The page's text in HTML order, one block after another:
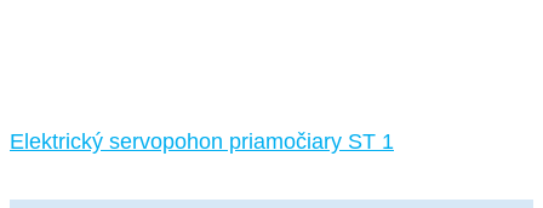
Elektrický servopohon priamočiary ST 1